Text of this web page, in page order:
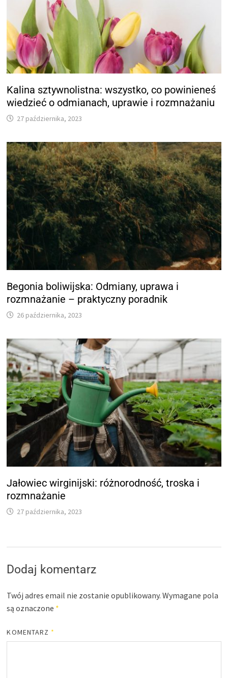
Kalina sztywnolistna: wszystko, co powinieneś
wiedzieć o odmianach, uprawie i rozmnażaniu
27 października, 2023
Begonia boliwijska: Odmiany, uprawa i
rozmnażanie – praktyczny poradnik
26 października, 2023
Jałowiec wirginijski: różnorodność, troska i
rozmnażanie
27 października, 2023
Dodaj komentarz
Twój adres email nie zostanie opublikowany. Wymagane pola
są oznaczone *
KOMENTARZ *